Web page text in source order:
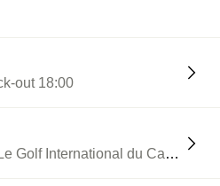
out 18:00
Golf International du Cap d